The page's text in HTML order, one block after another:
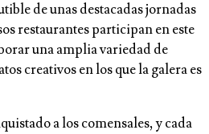
de unas destacadas jornadas
restaurantes participan en este
una amplia variedad de
creativos en los que la galera es
a los comensales, y cada